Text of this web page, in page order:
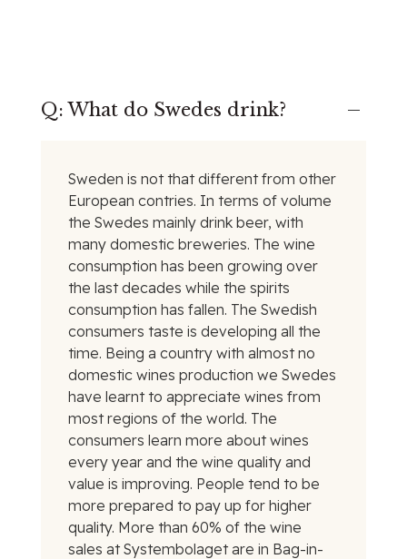
Q: What do Swedes drink?
Sweden is not that different from other
European contries. In terms of volume
the Swedes mainly drink beer, with
many domestic breweries. The wine
consumption has been growing over
the last decades while the spirits
consumption has fallen. The Swedish
consumers taste is developing all the
time. Being a country with almost no
domestic wines production we Swedes
have learnt to appreciate wines from
most regions of the world. The
consumers learn more about wines
every year and the wine quality and
value is improving. People tend to be
more prepared to pay up for higher
quality. More than 60% of the wine
sales at Systembolaget are in Bag-in-